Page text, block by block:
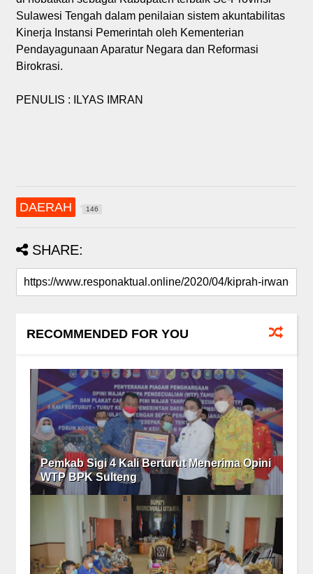
Sulawesi Tengah dalam penilaian sistem akuntabilitas
Kinerja Instansi Pemerintah oleh Kementerian
Pendayagunaan Aparatur Negara dan Reformasi
Birokrasi.
PENULIS : ILYAS IMRAN
DAERAH 146
SHARE:
RECOMMENDED FOR YOU
Pemkab Sigi 4 Kali Berturut Menerima Opini
WTP BPK Sulteng